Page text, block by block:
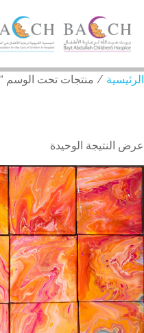
الرئيسية / منتجات تحت الوسم “Heartful2024_Burhama_1”
عرض النتيجة الوحيدة